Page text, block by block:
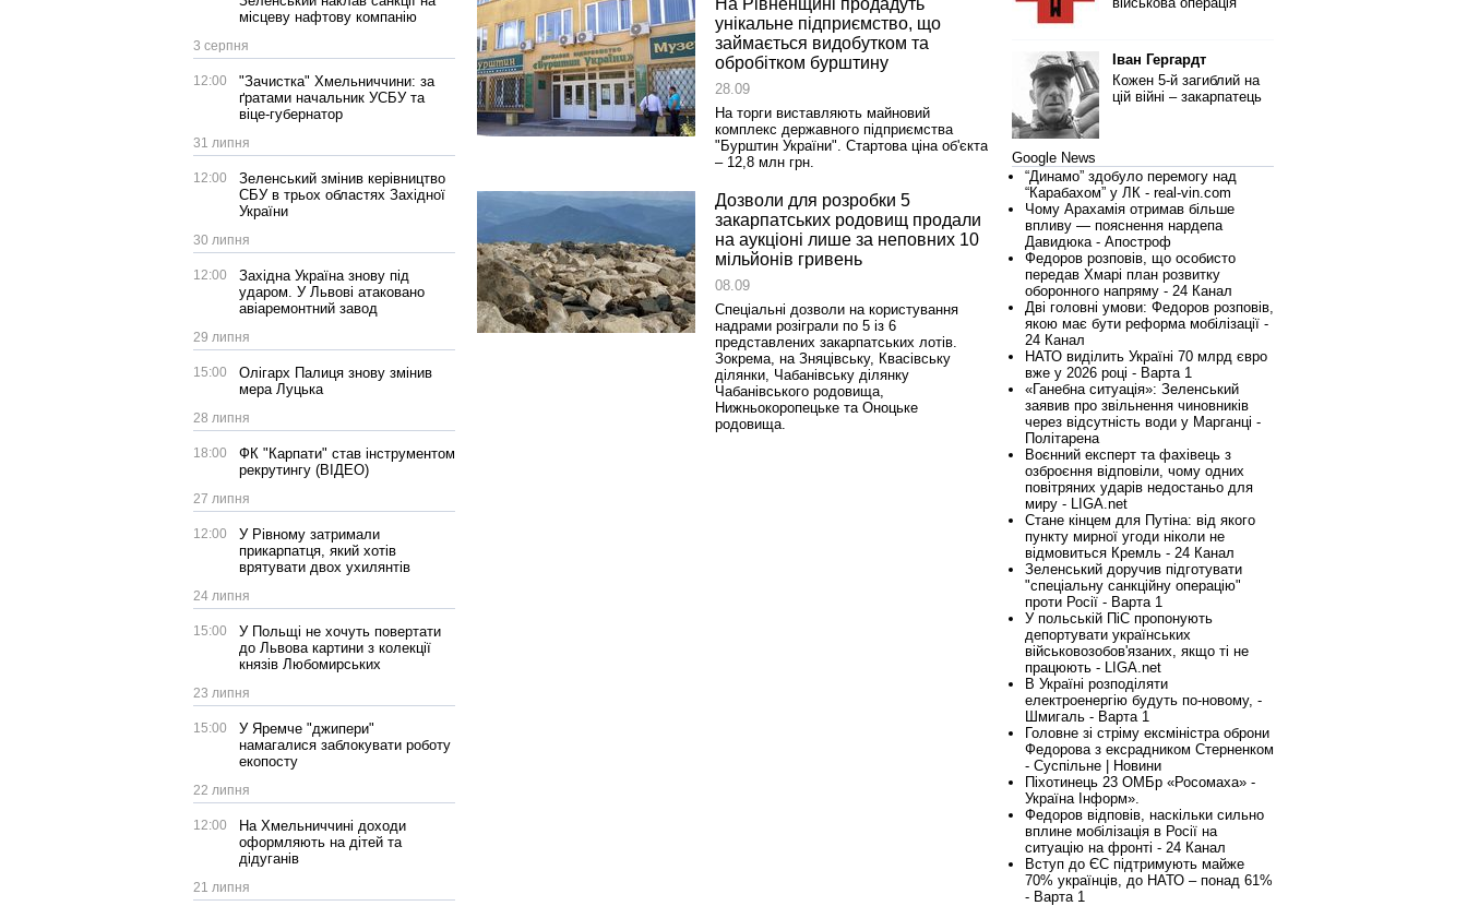
місцеву нафтову компанію
3 серпня
12:00
"Зачистка" Хмельниччини: за
ґратами начальник УСБУ та
віце-губернатор
31 липня
12:00
Зеленський змінив керівництво
СБУ в трьох областях Західної
України
30 липня
12:00
Західна Україна знову під
ударом. У Львові атаковано
авіаремонтний завод
29 липня
15:00
Олігарх Палиця знову змінив
мера Луцька
28 липня
18:00
ФК "Карпати" став інструментом
рекрутингу (ВІДЕО)
27 липня
12:00
У Рівному затримали
прикарпатця, який хотів
врятувати двох ухилянтів
24 липня
15:00
У Польщі не хочуть повертати
до Львова картини з колекції
князів Любомирських
23 липня
15:00
У Яремче "джипери"
намагалися заблокувати роботу
екопосту
22 липня
12:00
На Хмельниччині доходи
оформляють на дітей та
дідуганів
21 липня
На Рівненщині продадуть
унікальне підприємство, що
займається видобутком та
обробітком бурштину
28.09
На торги виставляють майновий
комплекс державного підприємства
"Бурштин України". Стартова ціна об'єкта
– 12,8 млн грн.
Дозволи для розробки 5
закарпатських родовищ продали
на аукціоні лише за неповних 10
мільйонів гривень
08.09
Спеціальні дозволи на користування
надрами розіграли по 5 із 6
представлених закарпатських лотів.
Зокрема, на Зняцівську, Квасівську
ділянки, Чабанівську ділянку
Чабанівського родовища,
Нижньокоропецьке та Оноцьке
родовища.
Іван Гергардт
Кожен 5-й загиблий на
цій війні – закарпатець
Google News
“Динамо” здобуло перемогу над
“Карабахом” у ЛК - real-vin.com
Чому Арахамія отримав більше
впливу — пояснення нардепа
Давидюка - Апостроф
Федоров розповів, що особисто
передав Хмарі план розвитку
оборонного напряму - 24 Канал
Дві головні умови: Федоров розповів,
якою має бути реформа мобілізації -
24 Канал
НАТО виділить Україні 70 млрд євро
вже у 2026 році - Варта 1
«Ганебна ситуація»: Зеленський
заявив про звільнення чиновників
через відсутність води у Марганці -
Політарена
Воєнний експерт та фахівець з
озброєння відповіли, чому одних
повітряних ударів недостаньо для
миру - LIGA.net
Стане кінцем для Путіна: від якого
пункту мирної угоди ніколи не
відмовиться Кремль - 24 Канал
Зеленський доручив підготувати
"спеціальну санкційну операцію"
проти Росії - Варта 1
У польській ПіС пропонують
депортувати українських
військовозобов'язаних, якщо ті не
працюють - LIGA.net
В Україні розподіляти
електроенергію будуть по-новому, -
Шмигаль - Варта 1
Головне зі стріму ексміністра оброни
Федорова з ексрадником Стерненком
- Суспільне | Новини
Піхотинець 23 ОМБр «Росомаха» -
Україна Інформ».
Федоров відповів, наскільки сильно
вплине мобілізація в Росії на
ситуацію на фронті - 24 Канал
Вступ до ЄС підтримують майже
70% українців, до НАТО – понад 61%
- Варта 1